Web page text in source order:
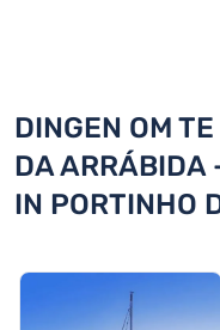
DINGEN OM
DA ARRÁBIDA
IN PORTINHO